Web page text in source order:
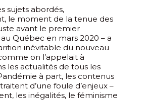
sujets abordés,
le moment de la tenue des
avant le premier
Québec en mars 2020 – a
inévitable du nouveau
on l’appelait à
les actualités de tous les
à part, les contenus
d’une foule d’enjeux –
les inégalités, le féminisme